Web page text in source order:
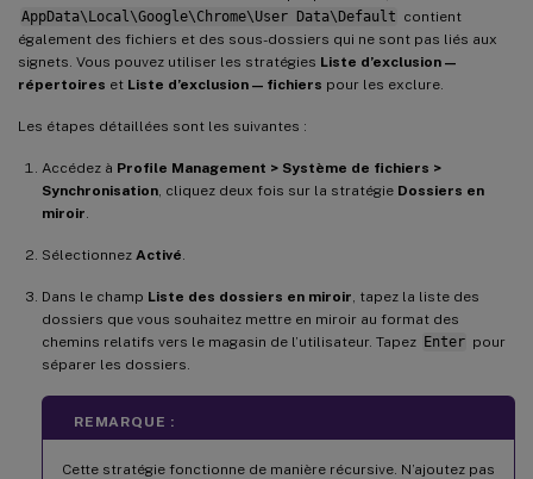
AppData\Local\Google\Chrome\User Data\Default contient
également des fichiers et des sous-dossiers qui ne sont pas liés aux
signets. Vous pouvez utiliser les stratégies Liste d’exclusion —
répertoires et Liste d’exclusion — fichiers pour les exclure.
Les étapes détaillées sont les suivantes :
Accédez à Profile Management > Système de fichiers >
Synchronisation , cliquez deux fois sur la stratégie Dossiers en
miroir
Sélectionnez Activé
Dans le champ Liste des dossiers en miroir , tapez la liste des
dossiers que vous souhaitez mettre en miroir au format des
chemins relatifs vers le magasin de l’utilisateur. Tapez Enter pour
séparer les dossiers.
REMARQUE :
Cette stratégie fonctionne de manière récursive. N’ajoutez pas